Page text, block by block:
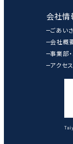
会社情
ごあい
会社概
事業部
アクセス